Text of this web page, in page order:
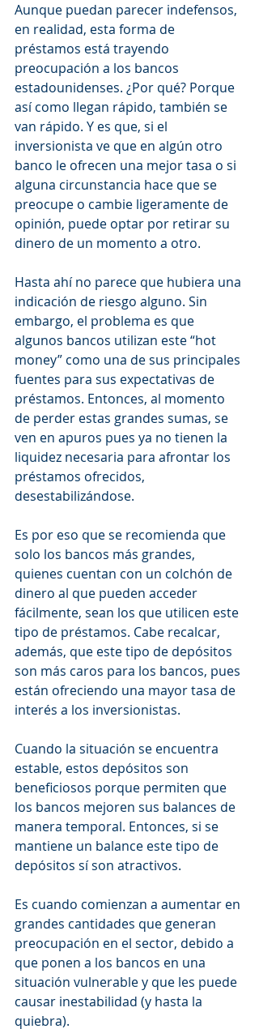
Aunque puedan parecer indefensos,
en realidad, esta forma de
préstamos está trayendo
preocupación a los bancos
estadounidenses. ¿Por qué? Porque
así como llegan rápido, también se
van rápido. Y es que, si el
inversionista ve que en algún otro
banco le ofrecen una mejor tasa o si
alguna circunstancia hace que se
preocupe o cambie ligeramente de
opinión, puede optar por retirar su
dinero de un momento a otro.
Hasta ahí no parece que hubiera una
indicación de riesgo alguno. Sin
embargo, el problema es que
algunos bancos utilizan este “hot
money” como una de sus principales
fuentes para sus expectativas de
préstamos. Entonces, al momento
de perder estas grandes sumas, se
ven en apuros pues ya no tienen la
liquidez necesaria para afrontar los
préstamos ofrecidos,
desestabilizándose.
Es por eso que se recomienda que
solo los bancos más grandes,
quienes cuentan con un colchón de
dinero al que pueden acceder
fácilmente, sean los que utilicen este
tipo de préstamos. Cabe recalcar,
además, que este tipo de depósitos
son más caros para los bancos, pues
están ofreciendo una mayor tasa de
interés a los inversionistas.
Cuando la situación se encuentra
estable, estos depósitos son
beneficiosos porque permiten que
los bancos mejoren sus balances de
manera temporal. Entonces, si se
mantiene un balance este tipo de
depósitos sí son atractivos.
Es cuando comienzan a aumentar en
grandes cantidades que generan
preocupación en el sector, debido a
que ponen a los bancos en una
situación vulnerable y que les puede
causar inestabilidad (y hasta la
quiebra).